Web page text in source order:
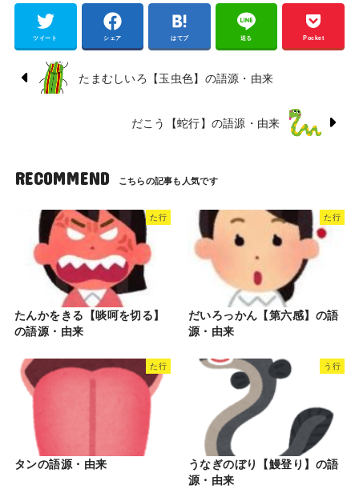
ツイート シェア はてブ 送る Pocket
たまむしいろ【玉虫色】の語源・由来
だこう【蛇行】の語源・由来
RECOMMEND
た行
たんかをきる【啖呵を切る】
の語源・由来
た行
だいろっかん【第六感】の語
源・由来
た行
タンの語源・由来
う行
うなぎのぼり【鰻登り】の語
源・由来